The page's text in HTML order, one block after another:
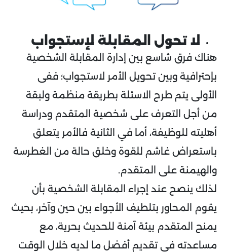
لا تحول المقابلة لإستجواب
هناك فرق شاسع بين إدارة المقابلة الشخصية
بإحترافية وبين تحويل الأمر لاستجواب؛ ففى
الأولى يتم طرح الاسئلة بطريقة منظمة ولبقة
من أجل التعرف على شخصية المتقدم ودراسة
أهليته للوظيفة، أما في الثانية فالأمر يتعلق
باستعراض غاشم للقوة وخلق حالة من الغطرسة
والهيمنة على المتقدم.
لذلك ينصح عند إجراء المقابلة الشخصية بأن
يقوم المحاور بتلطيف الأجواء بين حين وآخر، بحيث
يمنح المتقدم بيئة آمنة للحديث بحرية، مع
مساعدته في تقديم أفضل ما لديه خلال الوقت